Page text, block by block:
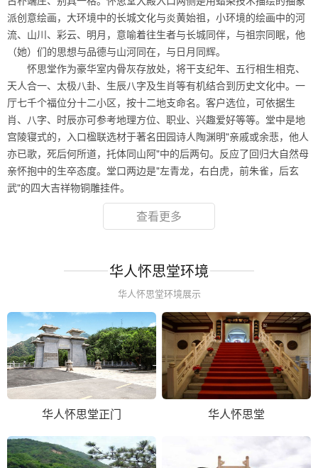
派创意绘画，大环境中的长城文化与炎黄始祖，小环境的绘画中的河
流、山川、彩云、明月，意喻着往生者与长城同伴，与祖宗同眠，他
（她）们的思想与品德与山河同在，与日月同辉。
怀思堂作为豪华室内骨灰存放处，将干支纪年、五行相生相克、
天人合一、太极八卦、生辰八字及生肖等有机结合到历史文化中。一
厅七千个福位分十二小区，按十二地支命名。客户选位，可依据生
肖、八字、时辰亦可参考地理方位、职业、兴趣爱好等等。堂中是地
宫陵寝式的，入口楹联选材于著名田园诗人陶渊明"亲戚或余悲，他人
亦已歌，死后何所道，托体同山阿"中的后两句。反应了回归大自然母
亲怀抱中的生卒态度。堂口两边是"左青龙，右白虎，前朱雀，后玄
武"的四大吉祥物铜雕挂件。
查看更多
华人怀思堂环境
华人怀思堂环境展示
华人怀思堂正门 华人怀思堂